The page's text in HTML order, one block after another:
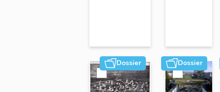
Dossier Dossier